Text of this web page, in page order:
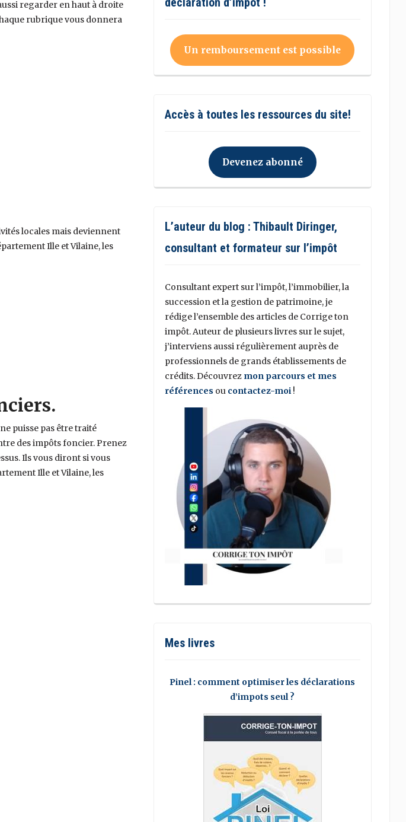
regarder en haut à droite
rubrique vous donnera
locales mais deviennent
Ille et Vilaine, les
puisse pas être traité
des impôts foncier. Prenez
Ils vous diront si vous
Ille et Vilaine, les
Un remboursement est possible
Accès à toutes les ressources du site!
Devenez abonné
L’auteur du blog : Thibault Diringer,
consultant et formateur sur l’impôt
Consultant expert sur l’impôt, l’immobilier, la
succession et la gestion de patrimoine, je
rédige l’ensemble des articles de Corrige ton
impôt. Auteur de plusieurs livres sur le sujet,
j’interviens aussi régulièrement auprès de
professionnels de grands établissements de
crédits. Découvrez mon parcours et mes
références ou contactez-moi!
Mes livres
Pinel : comment optimiser les déclarations
d’impots seul ?